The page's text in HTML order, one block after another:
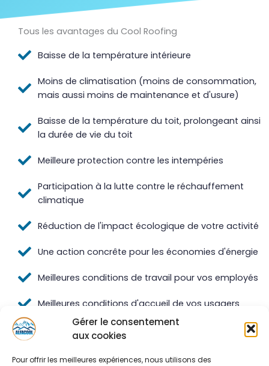
Gérer le consentement
aux cookies
Pour offrir les meilleures expériences, nous utilisons des
Tous les avantages du Cool Roofing
Baisse de la température intérieure
Moins de climatisation (moins de consommation,
mais aussi moins de maintenance et d'usure)
Baisse de la température du toit, prolongeant ainsi
la durée de vie du toit
Meilleure protection contre les intempéries
Participation à la lutte contre le réchauffement
climatique
Réduction de l'impact écologique de votre activité
Une action concrête pour les économies d'énergie
Meilleures conditions de travail pour vos employés
Meilleures conditions d'accueil de vos usagers